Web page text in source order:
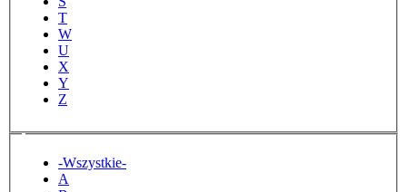
T
W
U
X
Y
Z
-Wszystkie-
A